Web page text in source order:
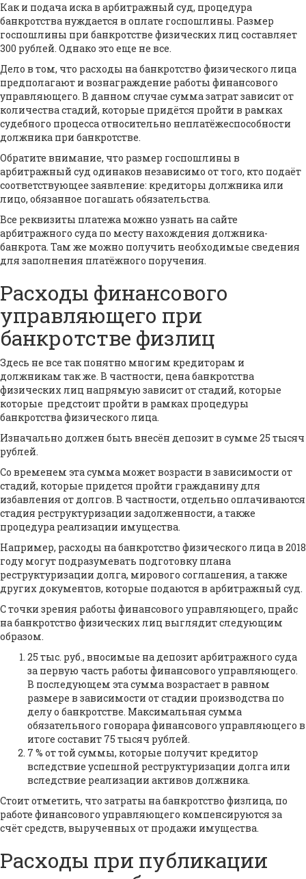
Как и подача иска в арбитражный суд, процедура
банкротства нуждается в оплате госпошлины. Размер
госпошлины при банкротстве физических лиц составляет
300 рублей. Однако это еще не все.
Дело в том, что расходы на банкротство физического лица
предполагают и вознаграждение работы финансового
управляющего. В данном случае сумма затрат зависит от
количества стадий, которые придётся пройти в рамках
судебного процесса относительно неплатёжеспособности
должника при банкротстве.
Обратите внимание, что размер госпошлины в
арбитражный суд одинаков независимо от того, кто подаёт
соответствующее заявление: кредиторы должника или
лицо, обязанное погашать обязательства.
Все реквизиты платежа можно узнать на сайте
арбитражного суда по месту нахождения должника-
банкрота. Там же можно получить необходимые сведения
для заполнения платёжного поручения.
Расходы финансового
управляющего при
банкротстве физлиц
Здесь не все так понятно многим кредиторам и
должникам так же. В частности, цена банкротства
физических лиц напрямую зависит от стадий, которые
которые предстоит пройти в рамках процедуры
банкротства физического лица.
Изначально должен быть внесён депозит в сумме 25 тысяч
рублей.
Со временем эта сумма может возрасти в зависимости от
стадий, которые придется пройти гражданину для
избавления от долгов. В частности, отдельно оплачиваются
стадия реструктуризации задолженности, а также
процедура реализации имущества.
Например, расходы на банкротство физического лица в 2018
году могут подразумевать подготовку плана
реструктуризации долга, мирового соглашения, а также
других документов, которые подаются в арбитражный суд.
С точки зрения работы финансового управляющего, прайс
на банкротство физических лиц выглядит следующим
образом.
25 тыс. руб., вносимые на депозит арбитражного суда
за первую часть работы финансового управляющего.
В последующем эта сумма возрастает в равном
размере в зависимости от стадии производства по
делу о банкротстве. Максимальная сумма
обязательного гонорара финансового управляющего в
итоге составит 75 тысяч рублей.
7 % от той суммы, которые получит кредитор
вследствие успешной реструктуризации долга или
вследствие реализации активов должника.
Стоит отметить, что затраты на банкротство физлица, по
работе финансового управляющего компенсируются за
счёт средств, вырученных от продажи имущества.
Расходы при публикации